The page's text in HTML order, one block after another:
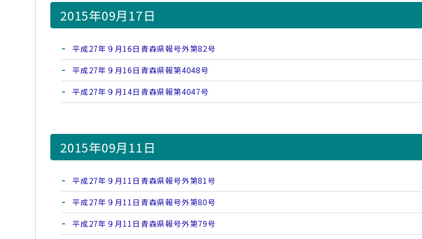
2015年09月17日
平成27年９月16日青森県報号外第82号
平成27年９月16日青森県報第4048号
平成27年９月14日青森県報第4047号
2015年09月11日
平成27年９月11日青森県報号外第81号
平成27年９月11日青森県報号外第80号
平成27年９月11日青森県報号外第79号